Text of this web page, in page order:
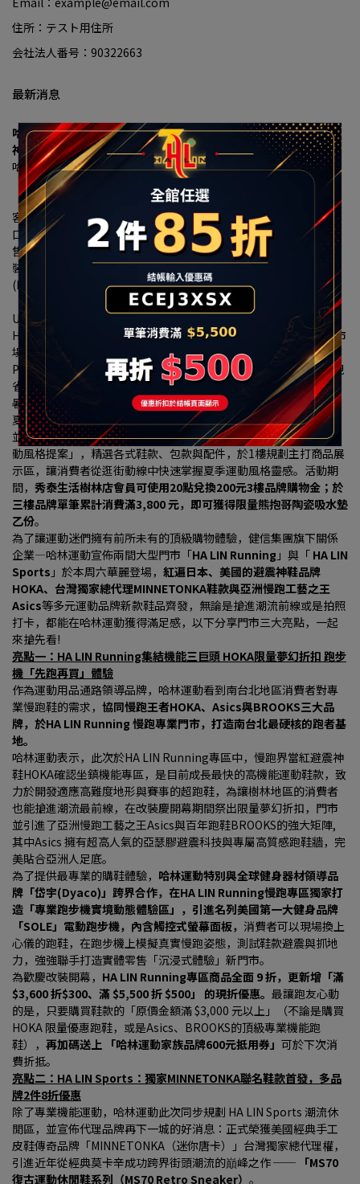
住所：テスト用住所
会社法人番号：90322663
最新消息
哈林運動進駐秀泰生活樹林店 7/18盛大開幕 多重優惠現省上千元
神牌HOKA、UA、MIZUNO 首發登場
哈林運動獨家總代理傳奇潮鞋 MINNETONKA
「小籠包、珍珠奶茶」聯名神鞋限量開搶、再送限定配色鞋帶
【2026 年7月16日，台北訊】大台北南區的慢跑愛好者、運動穿搭
客與家庭消費者注意！看好新北樹林生活圈持續發展，以及居住人
口穩定成長帶動的消費需求，秀泰生活樹林店攜手台灣運動用品零
售通路領導品牌「哈林運動」（HA LIN），打造3F近300坪商場改
裝櫃位7/18日華麗登場，並將於當日邀請「福爾摩沙夢想家啦啦隊
(Formosa Sexy)」熱力助陣 ，哈林運動的全新雙店格概念旗艦店
（HA LIN Running ＆ HA LIN Sports) 同步亮相，主打運動鞋雙雄
UNDER ARMOUR、MIZUNO、慢跑神牌 HOKA首度進駐，並祭出
HOKA限量商品開幕特別優惠，填補了大台北南區專業運動防護的市
場空白，並攜手Nike、New Balance、SKECHERS、PUMA、
PALLADIUM等品牌推出多重優惠歡慶開幕，為精打細算的消費者現
省上千元，可望掀起大台北南區新一波的搶購熱潮。
暑假出門走走，從專業跑鞋、休閒鞋包到輕便穿搭，是不少人安排
夏日行程前的採買重點。秀泰生活樹林店3樓亦將以全新面貌亮相，
並自7/2（四）至8/26（三）集結9大品牌推出「My Show Time運
動風格提案」，精選各式鞋款、包款與配件，於1樓規劃主打商品展
示區，讓消費者從逛街動線中快速掌握夏季運動風格靈感。活動期
間， 秀泰生活樹林店會員可使用20點兌換200元3樓品牌購物金；於
三樓品牌單筆累計消費滿3,800 元，即可獲得限量熊抱哥陶瓷吸水墊
乙份。
為了讓運動迷們擁有前所未有的頂級購物體驗，健信集團旗下關係
企業—哈林運動宣佈兩間大型門市「HA LIN Running 」與「 HA LIN
Sports 」於本周六華麗登場， 紅遍日本、美國的避震神鞋品牌
HOKA、台灣獨家總代理MINNETONKA鞋款與亞洲慢跑工藝之王
Asics等多元運動品牌新款鞋品齊發，無論是搶進潮流前線或是拍照
打卡，都能在哈林運動獲得滿足感，以下分享門市三大亮點，一起
來搶先看!
亮點一：HA LIN Running集結機能三巨頭 HOKA限量夢幻折扣 跑步
機「先跑再買」體驗
作為運動用品通路領導品牌，哈林運動看到南台北地區消費者對專
業慢跑鞋的需求， 協同慢跑王者HOKA、Asics與BROOKS三大品
牌，於HA LIN Running 慢跑專業門市，打造南台北最硬核的跑者基
地。
哈林運動表示，此次於HA LIN Running專區中，慢跑界當紅避震神
鞋HOKA確認坐鎮機能專區，是目前成長最快的高機能運動鞋款，致
力於開發適應高難度地形與賽事的超跑鞋，為讓樹林地區的消費者
也能搶進潮流最前線，在改裝慶開幕期間祭出限量夢幻折扣，門市
並引進了亞洲慢跑工藝之王Asics與百年跑鞋BROOKS的強大矩陣,
其中Asics 擁有超高人氣的亞瑟膠避震科技與專屬高質感跑鞋牆，完
美貼合亞洲人足底。
為了提供最專業的購鞋體驗， 哈林運動特別與全球健身器材領導品
牌「岱宇(Dyaco)」跨界合作，在HA LIN Running慢跑專區獨家打
造「專業跑步機實境動態體驗區」，引進名列美國第一大健身品牌
「SOLE」電動跑步機，內含觸控式螢幕面板， 消費者可以現場換上
心儀的跑鞋，在跑步機上模擬真實慢跑姿態，測試鞋款避震與抓地
力，強強聯手打造實體零售「沉浸式體驗」新門市。
為歡慶改裝開幕， HA LIN Running專區商品全面 9 折，更新增「滿
$3,600 折$300、滿 $5,500 折 $500」 的現折優惠。 最讓跑友心動
的是，只要購買鞋款的「原價金額滿 $3,000 元以上」（不論是購買
HOKA 限量優惠跑鞋，或是Asics、BROOKS的頂級專業機能跑
鞋）， 再加碼送上 「哈林運動家族品牌600元抵用券」 可於下次消
費折抵。
亮點二：HA LIN Sports：獨家MINNETONKA聯名鞋款首發，多品
牌2件8折優惠
除了專業機能運動，哈林運動此次同步規劃 HA LIN Sports 潮流休
閒區，並宣佈代理品牌再下一城的好消息：正式榮獲美國經典手工
皮鞋傳奇品牌「MINNETONKA（迷你唐卡）」台灣獨家總代理權，
引進近年從經典莫卡辛成功跨界街頭潮流的巔峰之作 ── 「MS70
復古運動休閒鞋系列（MS70 Retro Sneaker） 。